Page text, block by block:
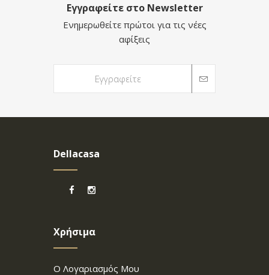
Εγγραφείτε στο Newsletter
Ενημερωθείτε πρώτοι για τις νέες
αφίξεις
Dellacasa
Χρήσιμα
Ο Λογαριασμός Μου